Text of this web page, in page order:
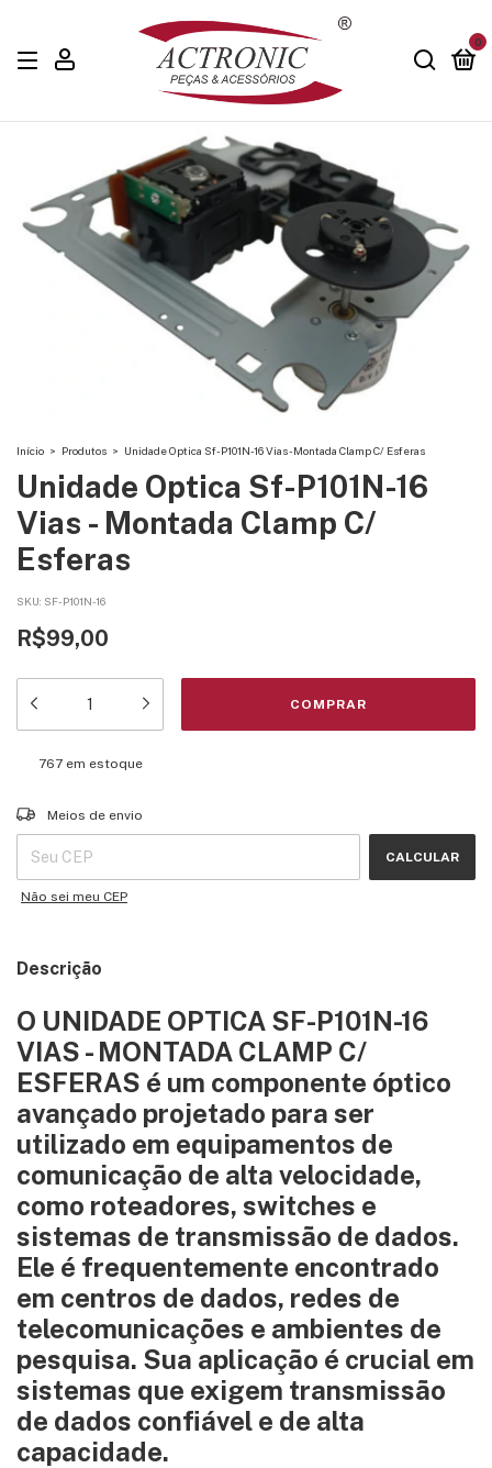
0
Início > Produtos > Unidade Optica Sf-P101N-16 Vias - Montada Clamp C/ Esferas
Unidade Optica Sf-P101N-16
Vias - Montada Clamp C/
Esferas
SKU: SF-P101N-16
R$99,00
767em estoque
Entregas para o CEP:
Meios de envio
CALCULAR
Não sei meu CEP
Descrição
O UNIDADE OPTICA SF-P101N-16
VIAS - MONTADA CLAMP C/
ESFERAS é um componente óptico
avançado projetado para ser
utilizado em equipamentos de
comunicação de alta velocidade,
como roteadores, switches e
sistemas de transmissão de dados.
Ele é frequentemente encontrado
em centros de dados, redes de
telecomunicações e ambientes de
pesquisa. Sua aplicação é crucial em
sistemas que exigem transmissão
de dados confiável e de alta
capacidade.